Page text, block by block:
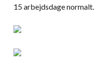
15 arbejdsdage normalt.